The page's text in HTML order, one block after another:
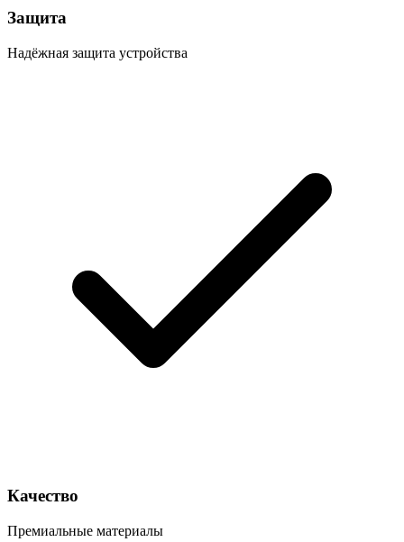
Защита
Надёжная защита устройства
Качество
Премиальные материалы